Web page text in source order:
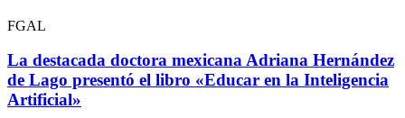
FGAL
La destacada doctora mexicana Adriana Hernández
de Lago presentó el libro «Educar en la Inteligencia
Artificial»